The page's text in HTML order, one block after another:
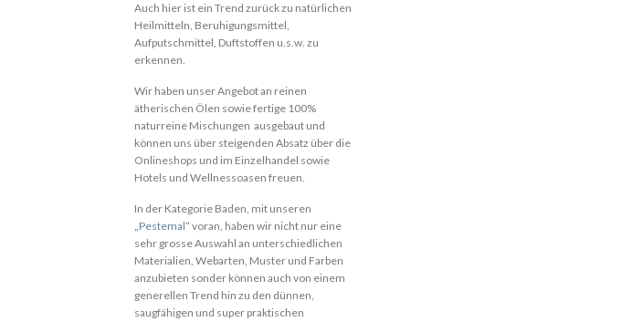
Auch hier ist ein Trend zurück zu natürlichen
Heilmitteln, Beruhigungsmittel,
Aufputschmittel, Duftstoffen u.s.w. zu
erkennen.
Wir haben unser Angebot an reinen
ätherischen Ölen sowie fertige 100%
naturreine Mischungen ausgebaut und
können uns über steigenden Absatz über die
Onlineshops und im Einzelhandel sowie
Hotels und Wellnessoasen freuen.
In der Kategorie Baden, mit unseren
„Pestemal“voran, haben wir nicht nur eine
sehr grosse Auswahl an unterschiedlichen
Materialien, Webarten, Muster und Farben
anzubieten sonder können auch von einem
generellen Trend hin zu den dünnen,
saugfähigen und super praktischen